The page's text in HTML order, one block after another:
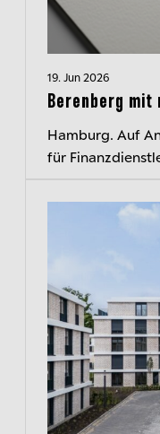
19. Jun 2026
Berenberg mit
Hamburg. Auf
für